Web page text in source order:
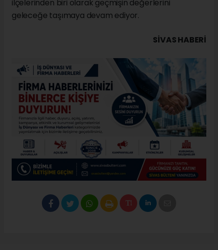
ilçelerinden biri olarak geçmişin değerlerini
geleceğe taşımaya devam ediyor.
SIVAS HABERİ